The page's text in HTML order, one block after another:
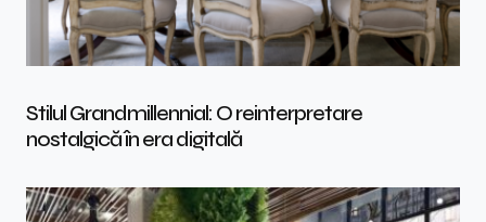
Stilul Grandmillennial: O reinterpretare
nostalgică în era digitală